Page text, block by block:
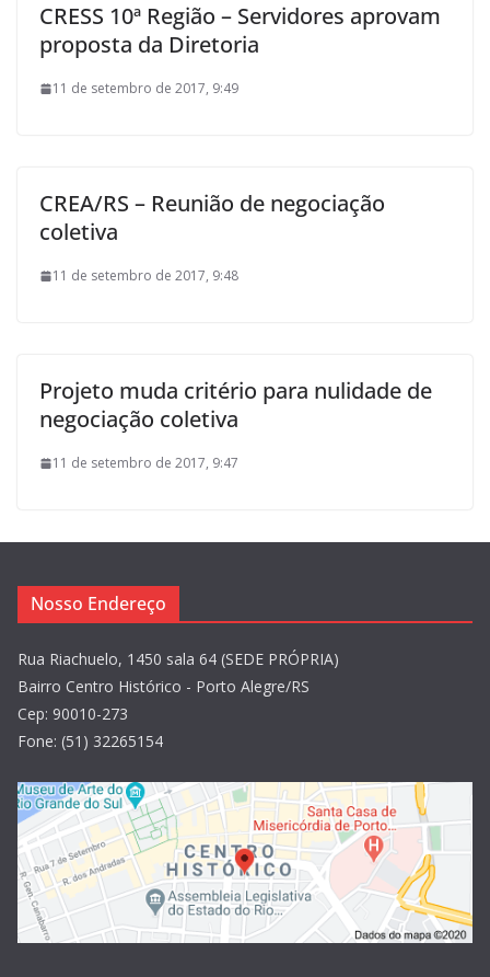
CRESS 10ª Região – Servidores aprovam
proposta da Diretoria
11 de setembro de 2017, 9:49
CREA/RS – Reunião de negociação
coletiva
11 de setembro de 2017, 9:48
Projeto muda critério para nulidade de
negociação coletiva
11 de setembro de 2017, 9:47
Nosso Endereço
Rua Riachuelo, 1450 sala 64 (SEDE PRÓPRIA)
Bairro Centro Histórico - Porto Alegre/RS
Cep: 90010-273
Fone: (51) 32265154